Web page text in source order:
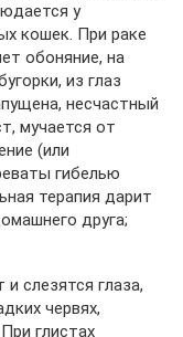
у
кошек. При раке
обоняние, на
из глаз
несчастный
мучается от
(или
гибелью
терапия дарит
друга;
слезятся глаза,
червях,
глистах